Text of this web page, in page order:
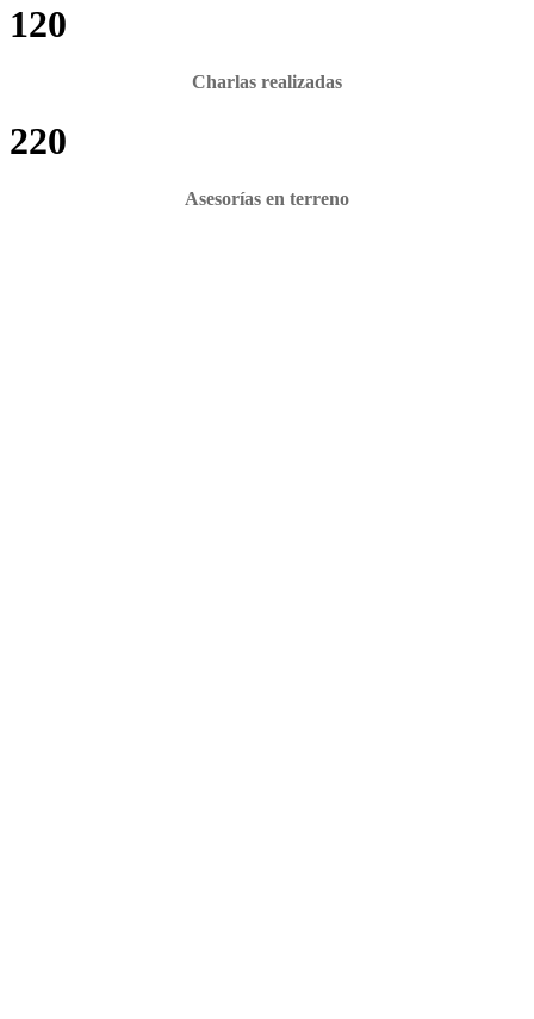
120
Charlas realizadas
220
Asesorías en terreno